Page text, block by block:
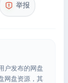
举报
户发布的网盘
网盘资源，其